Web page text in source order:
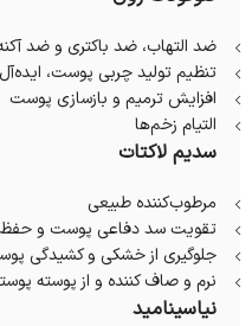
ضد التهاب، ضد باکتری و ضد
تنظیم تولید چربی پوست،
افزایش ترمیم و بازسازی پوست
التیام زخم‌ها
سدیم لاکتات
مرطوب‌کننده طبیعی
تقویت سد دفاعی پوست و
جلوگیری از خشکی و کشیدگی
نرم و صاف کننده و از پوسته
نیاسینامید